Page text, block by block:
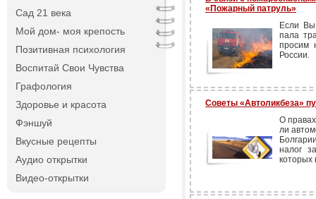
Сад 21 века
Мой дом- моя крепость
Позитивная психология
Воспитай Свои Чувства
Графология
Здоровье и красота
Фэншуй
Вкусные рецепты
Аудио открытки
Видео-открытки
«Пожарный патруль»
Если
пала
просим
России.
Советы «Автоликбеза»
О
ли
налог
которых